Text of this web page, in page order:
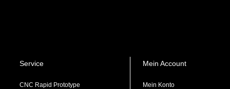
Service
CNC Rapid Prototype
Mein Account
Mein Konto